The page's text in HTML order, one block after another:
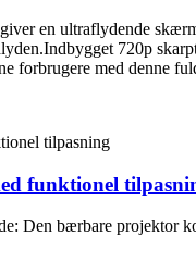
en ultraflydende
720p
forbrugere med denne
funktionel
Den bærbare projektor